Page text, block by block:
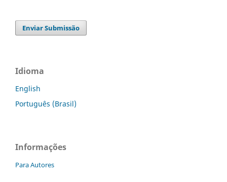
Enviar Submissão
Idioma
English
Português (Brasil)
Informações
Para Autores